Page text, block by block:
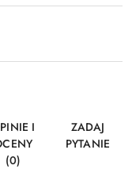
I
(0)
ZADAJ
PYTANIE